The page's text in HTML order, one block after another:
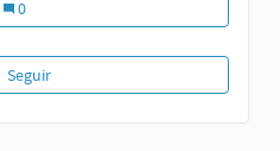
0
Seguir